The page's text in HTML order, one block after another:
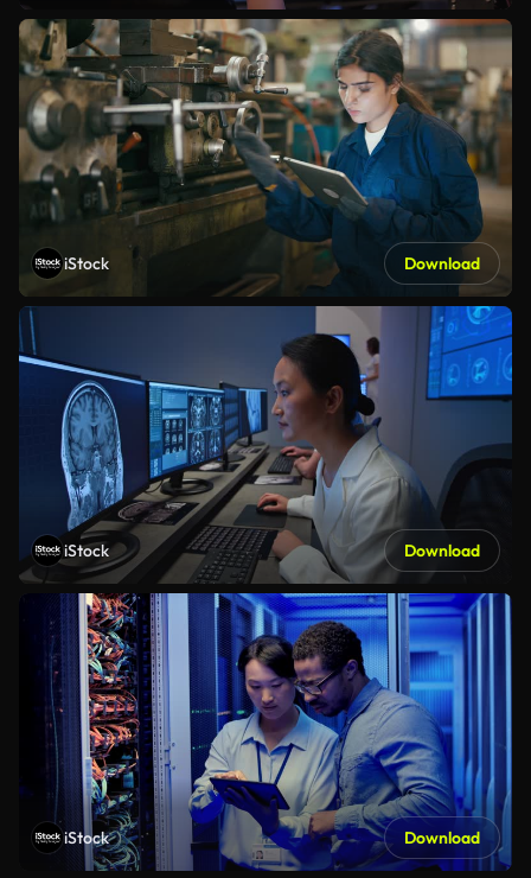
iStock Download
iStock Download
iStock Download